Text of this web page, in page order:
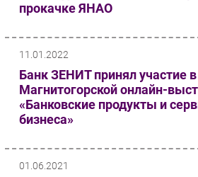
прокачке ЯНАО
11.01.2022
Банк ЗЕНИТ принял участие в
Магнитогорской онлайн-
«Банковские продукты и
бизнеса»
01.06.2021